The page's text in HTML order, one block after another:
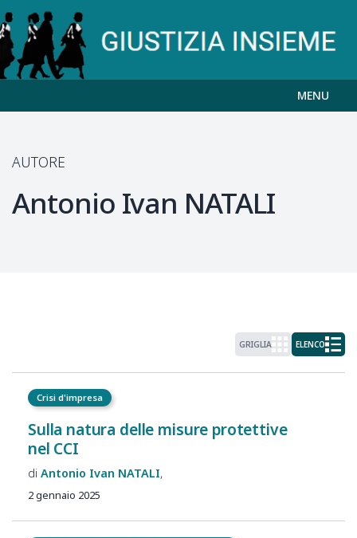
MENU
AUTORE
Antonio Ivan NATALI
GRIGLIA ELENCO
Crisi d'impresa
Sulla natura delle misure protettive
nel CCI
Antonio Ivan NATALI
2 gennaio 2025